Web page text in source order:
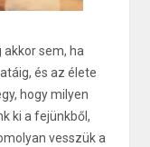
akkor sem, ha
és az élete
hogy milyen
ki a fejünkből,
vesszük a